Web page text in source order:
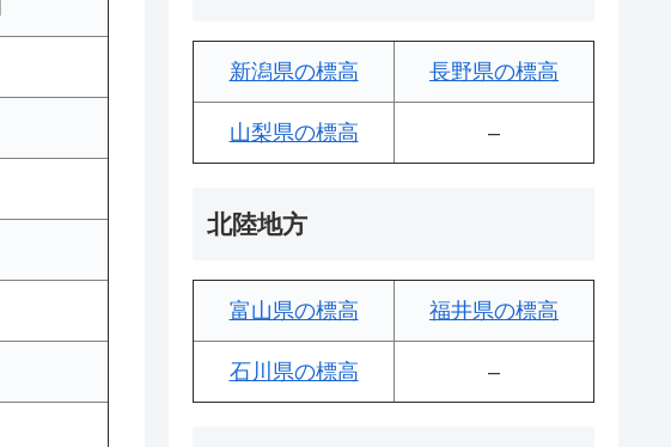
新潟県の標高 長野県の標高
山梨県の標高 –
北陸地方
富山県の標高 福井県の標高
石川県の標高 –